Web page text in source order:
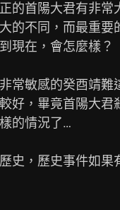
的首陽大君有非常
的不同，而最重要
現在，會怎麼樣？
常敏感的癸酉靖難
好，畢竟首陽大君
的情況了…
史，歷史事件如果